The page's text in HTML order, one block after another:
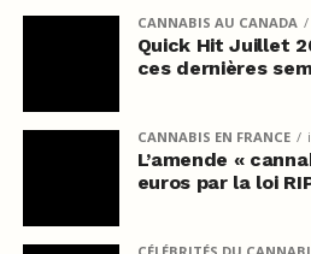
CANNABIS AU CANADA
Quick Hit Juillet
ces dernières
CANNABIS EN FRANCE
L’amende «
euros par la loi